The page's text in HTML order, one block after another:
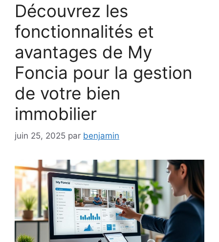
Découvrez les
fonctionnalités et
avantages de My
Foncia pour la gestion
de votre bien
immobilier
juin 25, 2025 par benjamin